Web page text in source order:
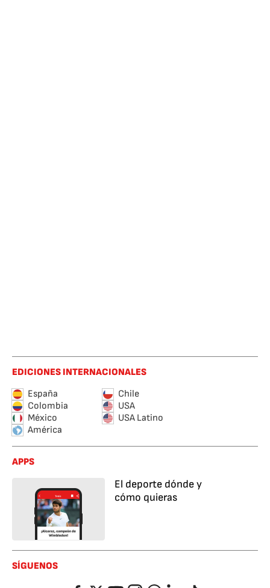
EDICIONES INTERNACIONALES
España
Chile
Colombia
USA
México
USA Latino
América
APPS
El deporte dónde y
cómo quieras
SÍGUENOS